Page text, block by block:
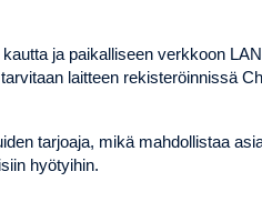
ja paikalliseen verkkoon
laitteen rekisteröinnissä
tarjoaja, mikä mahdollistaa
hyötyihin.